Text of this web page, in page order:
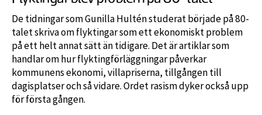
De tidningar som Gunilla Hultén studerat började på 80-
talet skriva om flyktingar som ett ekonomiskt problem
på ett helt annat sätt än tidigare. Det är artiklar som
handlar om hur flyktingförläggningar påverkar
kommunens ekonomi, villapriserna, tillgången till
dagisplatser och så vidare. Ordet rasism dyker också upp
för första gången.